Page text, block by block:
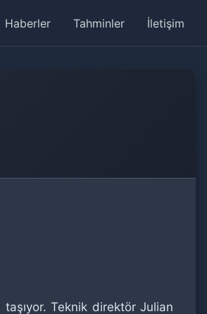
Haberler Tahminler İletişim
Teknik direktör Julian